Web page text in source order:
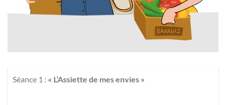
Séance 1 : « L’Assiette de mes envies »